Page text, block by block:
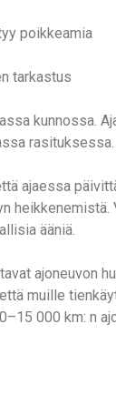
poikkeamia
kunnossa.
ajaessa
heikkenemistä.
ääniä.
ajoneuvon
muille
000 km: n